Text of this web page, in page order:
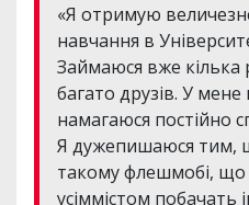
«Я отримую
навчання в
Займаюся вже кілька
багато друзів. У
намагаюся постійно
Я дужепишаюся тим,
такому флешмобі, що
усіммістом побачать